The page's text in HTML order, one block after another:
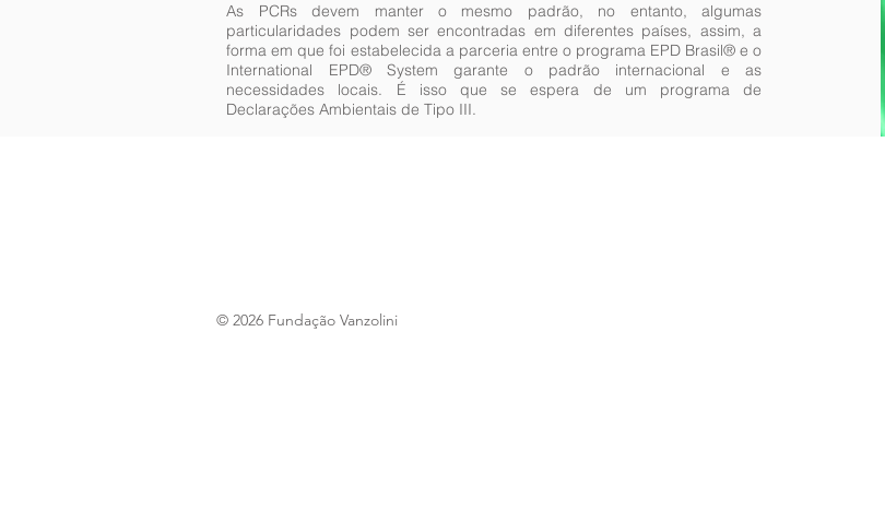
As PCRs devem manter o mesmo padrão, no entanto, algumas
particularidades podem ser encontradas em diferentes países, assim, a
forma em que foi estabelecida a parceria entre o programa EPD Brasil® e o
International EPD® System garante o padrão internacional e as
necessidades locais. É isso que se espera de um programa de
Declarações Ambientais de Tipo III.
© 2026 Fundação Vanzolini